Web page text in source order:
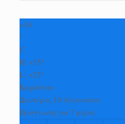
+34
°
C
H: +35°
L: +25°
Καρδίτσα
Δευτέρα, 10 Αύγουστος
Πρόγνωση για 7 μέρες